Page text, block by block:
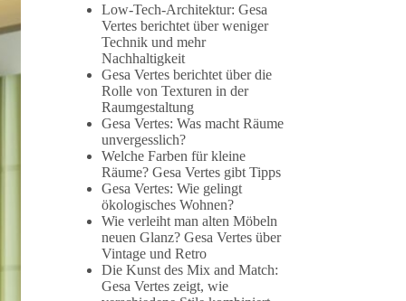
Low-Tech-Architektur: Gesa
Vertes berichtet über weniger
Technik und mehr
Nachhaltigkeit
Gesa Vertes berichtet über die
Rolle von Texturen in der
Raumgestaltung
Gesa Vertes: Was macht Räume
unvergesslich?
Welche Farben für kleine
Räume? Gesa Vertes gibt Tipps
Gesa Vertes: Wie gelingt
ökologisches Wohnen?
Wie verleiht man alten Möbeln
neuen Glanz? Gesa Vertes über
Vintage und Retro
Die Kunst des Mix and Match:
Gesa Vertes zeigt, wie